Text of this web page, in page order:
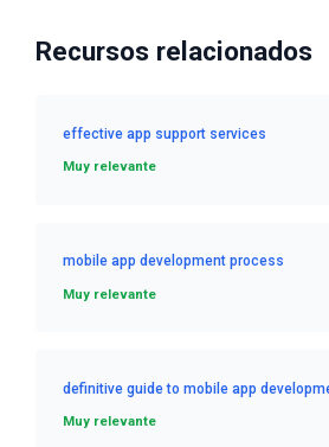
Recursos relacionados
effective app support services
Muy relevante
mobile app development process
Muy relevante
definitive guide to mobile app
Muy relevante